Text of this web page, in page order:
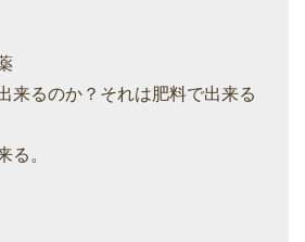
来るのか？それは肥料で出来る
る。